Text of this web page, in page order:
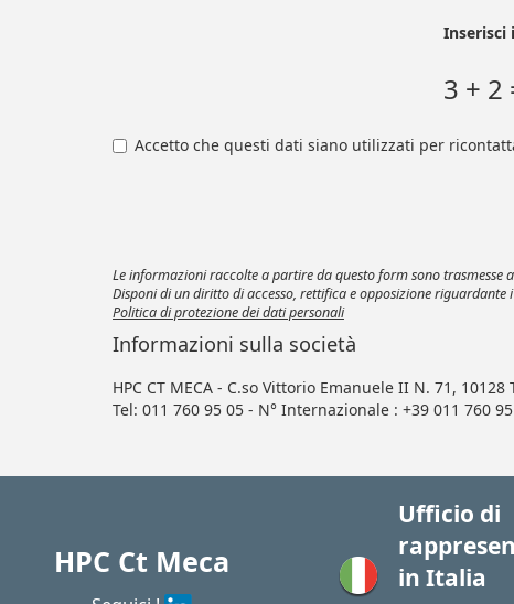
Inserisci
3 + 2
Accetto che questi dati siano utilizzati per
Le informazioni raccolte a partire da questo form sono
Disponi di un diritto di accesso, rettifica e opposizione riguardante
Politica di protezione dei dati personali
Informazioni sulla società
HPC CT MECA - C.so Vittorio Emanuele II N. 71, 10128
Tel: 011 760 95 05 - N° Internazionale : +39 011 760
HPC Ct Meca
Ufficio di
in Italia